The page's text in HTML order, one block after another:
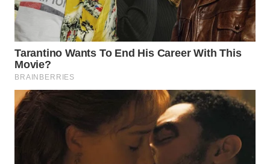
SURABAYA
NATUNA
WN
BINTAN